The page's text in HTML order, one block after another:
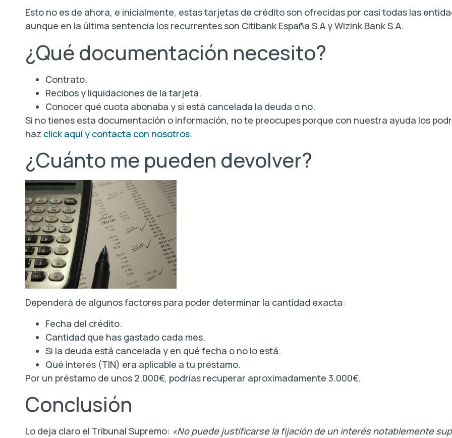
Esto no es de ahora, e inicialmente, estas tarjetas de crédito son ofrecidas por casi todas las
aunque en la última sentencia los recurrentes son Citibank España S.A y Wizink Bank S.A.
¿Qué documentación necesito?
Contrato.
Recibos y liquidaciones de la tarjeta.
Conocer qué cuota abonaba y si está cancelada la deuda o no.
Si no tienes esta documentación o información, no te preocupes porque con nuestra ayuda los
haz click aquí y contacta con nosotros.
¿Cuánto me pueden devolver?
Dependerá de algunos factores para poder determinar la cantidad exacta:
Fecha del crédito.
Cantidad que has gastado cada mes.
Si la deuda está cancelada y en qué fecha o no lo está.
Qué interés (TIN) era aplicable a tu préstamo.
Por un préstamo de unos 2.000€, podrías recuperar aproximadamente 3.000€.
Conclusión
Lo deja claro el Tribunal Supremo: «No puede justificarse la fijación de un interés notablemente